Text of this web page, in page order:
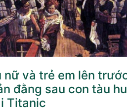
nữ và trẻ em lên
đằng sau con tàu
Titanic